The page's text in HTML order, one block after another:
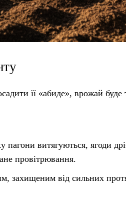
її «абиде», врожай буде
пагони витягуються, ягоди
провітрювання.
захищеним від сильних